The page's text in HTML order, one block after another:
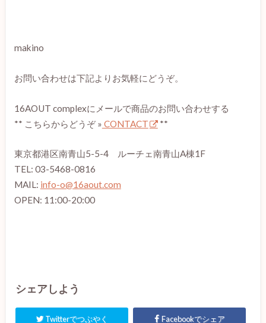
makino
お問い合わせは下記よりお気軽にどうぞ。
16AOUT complexにメールで商品のお問い合わせする
** こちらからどうぞ » CONTACT **
東京都港区南青山5-5-4 ルーチェ南青山A棟1F
TEL: 03-5468-0816
MAIL: info-o@16aout.com
OPEN: 11:00-20:00
シェアしよう
Twitterでつぶやく Facebookでシェア